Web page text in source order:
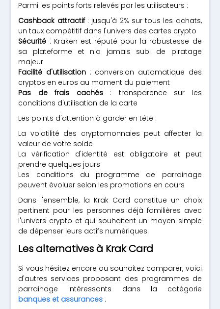
Parmi les points forts relevés par les utilisateurs :
Cashback attractif: jusqu'à 2% sur tous les achats,
un taux compétitif dans l'univers des cartes crypto
Sécurité : Kraken est réputé pour la robustesse de
sa plateforme et n'a jamais subi de piratage
majeur
Facilité d'utilisation : conversion automatique des
cryptos en euros au moment du paiement
Pas de frais cachés: transparence sur les
conditions d'utilisation de la carte
Les points d'attention à garder en tête :
La volatilité des cryptomonnaies peut affecter la
valeur de votre solde
La vérification d'identité est obligatoire et peut
prendre quelques jours
Les conditions du programme de parrainage
peuvent évoluer selon les promotions en cours
Dans l'ensemble, la Krak Card constitue un choix
pertinent pour les personnes déjà familières avec
l'univers crypto et qui souhaitent un moyen simple
de dépenser leurs actifs numériques.
Les alternatives à Krak Card
Si vous hésitez encore ou souhaitez comparer, voici
d'autres services proposant des programmes de
parrainage intéressants dans la catégorie
banques et assurances :